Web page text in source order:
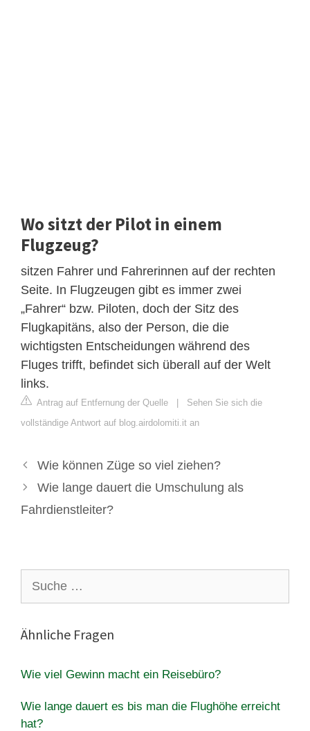
Wo sitzt der Pilot in einem
Flugzeug?
sitzen Fahrer und Fahrerinnen auf der rechten
Seite. In Flugzeugen gibt es immer zwei
„Fahrer“ bzw. Piloten, doch der Sitz des
Flugkapitäns, also der Person, die die
wichtigsten Entscheidungen während des
Fluges trifft, befindet sich überall auf der Welt
links.
Antrag auf Entfernung der Quelle | Sehen Sie sich die
vollständige Antwort auf blog.airdolomiti.it an
Wie können Züge so viel ziehen?
Wie lange dauert die Umschulung als
Fahrdienstleiter?
nach:
Ähnliche Fragen
Wie viel Gewinn macht ein Reisebüro?
Wie lange dauert es bis man die Flughöhe erreicht
hat?